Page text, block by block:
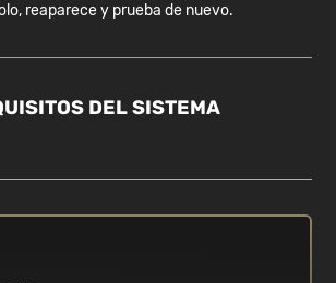
reaparece y prueba de nuevo.
DEL SISTEMA